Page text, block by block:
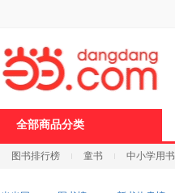
全部商品分类
图书排行榜 童书 中小学用书
打
开
无
障
页